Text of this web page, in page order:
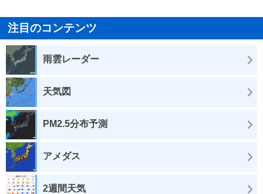
注目のコンテンツ
雨雲レーダー
天気図
PM2.5分布予測
アメダス
2週間天気